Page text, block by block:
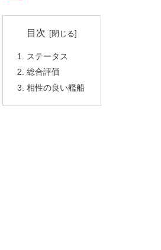
目次
ステータス
総合評価
相性の良い艦船